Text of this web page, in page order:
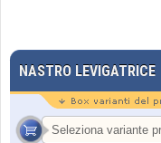
NASTRO LEVIGATRICE